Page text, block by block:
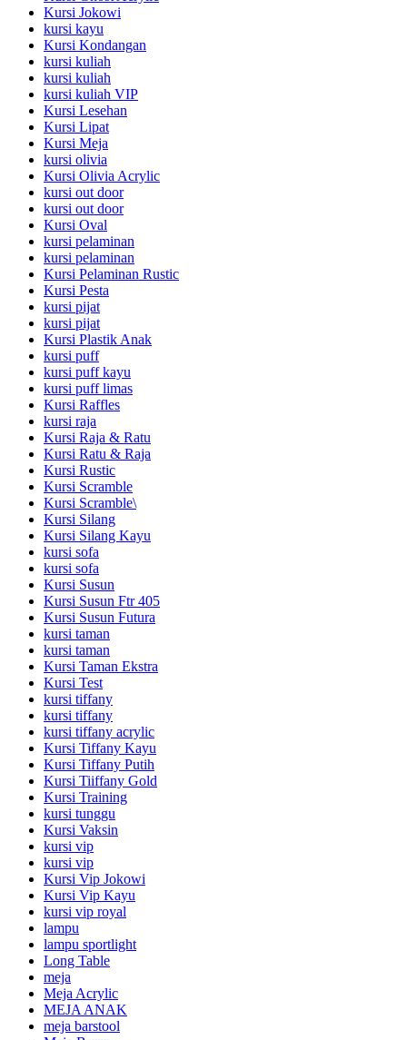
Kursi Jokowi
kursi kayu
Kursi Kondangan
kursi kuliah
kursi kuliah
kursi kuliah VIP
Kursi Lesehan
Kursi Lipat
Kursi Meja
kursi olivia
Kursi Olivia Acrylic
kursi out door
kursi out door
Kursi Oval
kursi pelaminan
kursi pelaminan
Kursi Pelaminan Rustic
Kursi Pesta
kursi pijat
kursi pijat
Kursi Plastik Anak
kursi puff
kursi puff kayu
kursi puff limas
Kursi Raffles
kursi raja
Kursi Raja & Ratu
Kursi Ratu & Raja
Kursi Rustic
Kursi Scramble
Kursi Scramble\
Kursi Silang
Kursi Silang Kayu
kursi sofa
kursi sofa
Kursi Susun
Kursi Susun Ftr 405
Kursi Susun Futura
kursi taman
kursi taman
Kursi Taman Ekstra
Kursi Test
kursi tiffany
kursi tiffany
kursi tiffany acrylic
Kursi Tiffany Kayu
Kursi Tiffany Putih
Kursi Tiiffany Gold
Kursi Training
kursi tunggu
Kursi Vaksin
kursi vip
kursi vip
Kursi Vip Jokowi
Kursi Vip Kayu
kursi vip royal
lampu
lampu sportlight
Long Table
meja
Meja Acrylic
MEJA ANAK
meja barstool